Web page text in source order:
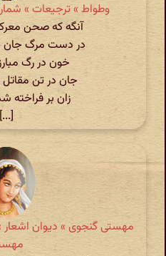
وطواط » ترجیعات » شمارهٔ ۴ - نیز در مدح
آنگه که صحن
در دست مرگ جان
خون در رگ
جان در تن
زان بر فراخته
[...]